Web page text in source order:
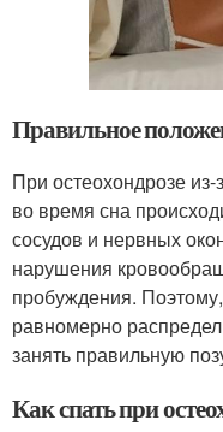
Правильное
При остеохондрозе
во время сна
сосудов и нервных
нарушения
пробуждения.
равномерно
занять правильную
Как спать при